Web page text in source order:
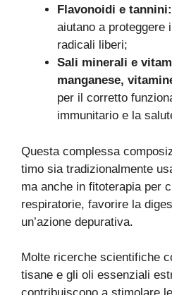
Flavonoidi e tannini:
aiutano a proteggere
radicali liberi;
Sali minerali e
manganese,
per il corretto
immunitario e la
Questa complessa
timo sia tradizionalmente
ma anche in fitoterapia per
respiratorie, favorire la
un’azione depurativa.
Molte ricerche scientifiche
tisane e gli oli essenziali